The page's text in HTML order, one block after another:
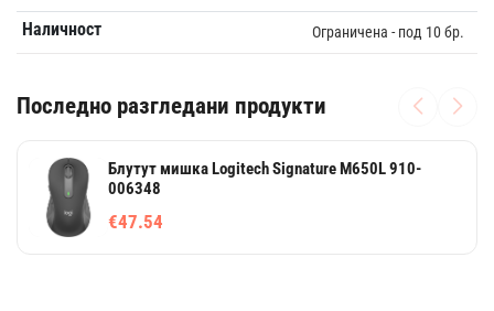
Наличност Ограничена - под 10 бр.
Последно разгледани продукти
Блутут мишка Logitech Signature M650L 910-
006348
€47.54